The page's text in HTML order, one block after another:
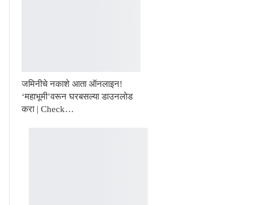
जमिनीचे नकाशे आता ऑनलाइन!
‘महाभूमी’वरून घरबसल्या डाउनलोड
करा | Check…